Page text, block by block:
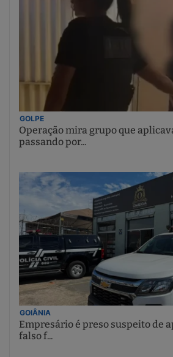
GOLPE
Operação mira grupo que
passando por...
GOIÂNIA
Empresário é preso suspeito de
falso f...